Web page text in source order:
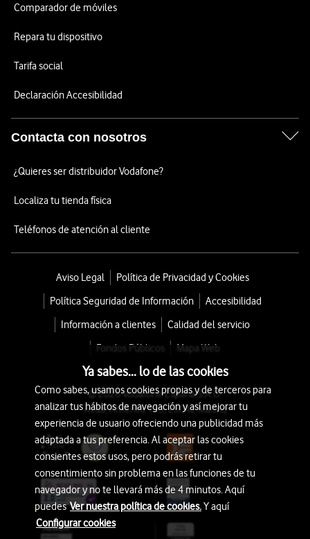
Comparador de móviles
Repara tu dispositivo
Tarifa social
Declaración Accesibilidad
Contacta con nosotros
¿Quieres ser distribuidor Vodafone?
Localiza tu tienda física
Teléfonos de atención al cliente
Aviso Legal
Política de Privacidad y Cookies
Política Seguridad de Información
Accesibilidad
Información a clientes
Calidad del servicio
Fondos Públicos
Mapa Web
© 2026 Vodafone España S.A.U.
Avda. América 115, 28042 Madrid
Ya sabes... lo de las cookies
Como sabes, usamos cookies propias y de terceros para
analizar tus hábitos de navegación y así mejorar tu
experiencia de usuario ofreciendo una publicidad más
adaptada a tus preferencia. Al aceptar las cookies
consientes estos usos, pero podrás retirar tu
consentimiento sin problema en las funciones de tu
navegador y no te llevará más de 4 minutos. Aquí
puedesVer nuestra política de cookies.Y aquí
Configurar cookies